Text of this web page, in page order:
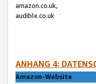
amazon.co.uk,
audible.co.uk
ANHANG 4:
Amazon-Website